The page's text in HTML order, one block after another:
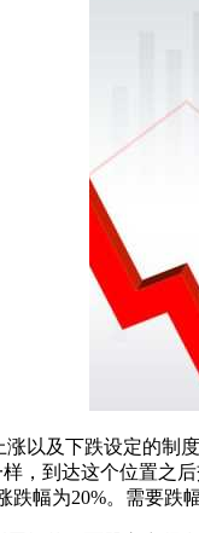
及下跌设定的制度
，到达这个位置之
幅为20%。需要跌